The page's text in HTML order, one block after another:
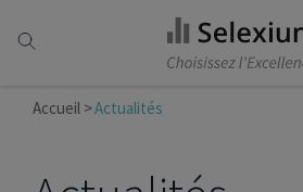
Accueil Actualités